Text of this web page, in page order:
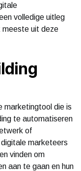
volledige uitleg
meeste uit deze
marketingtool die is
te automatiseren
of
marketeers
vinden om
aan te gaan en hun